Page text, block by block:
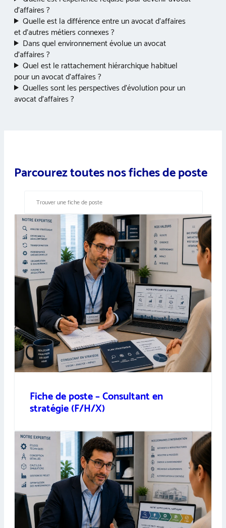
d’affaires ?
Quelle est la différence entre un avocat d’affaires
et d’autres métiers connexes ?
Dans quel environnement évolue un avocat
d’affaires ?
Quel est le rattachement hiérarchique habituel
pour un avocat d’affaires ?
Quelles sont les perspectives d’évolution pour un
avocat d’affaires ?
Parcourez toutes nos fiches de poste
Fiche de poste – Consultant en
stratégie (F/H/X)